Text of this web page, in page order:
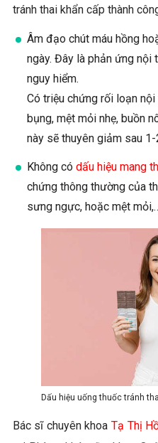
tránh thai khẩn cấp thành
Âm đạo chút máu hồng
ngày. Đây là phản ứng nội
nguy hiểm.
Có triệu chứng rối loạn
bụng, mệt mỏi nhẹ, buồn
này sẽ thuyên giảm sau 1-
Không có dấu hiệu mang
chứng thông thường của
sưng ngực, hoặc mệt
Dấu hiệu uống thuốc tránh
Bác sĩ chuyên khoaTạ Thị